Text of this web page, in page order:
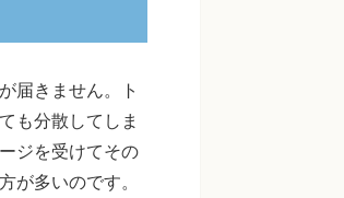
届きません。ト
も分散してしま
ジを受けてその
多いのです。